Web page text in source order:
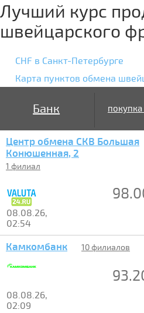
Лучший курс
швейцарского
CHF в Санкт-Петербурге
Карта пунктов обмена
Банк
Центр обмена СКВ Большая
Конюшенная, 2
1 филиал
08.08.26,
02:54
Камкомбанк 10 филиалов
08.08.26,
02:09